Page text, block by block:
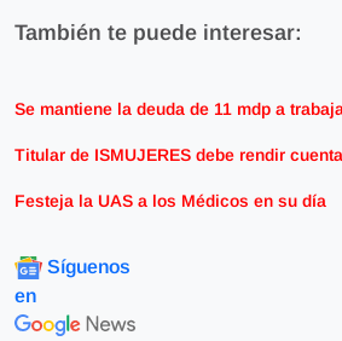
También te puede interesar:
Se mantiene la deuda de 11 mdp a
Titular de ISMUJERES debe rendir
Festeja la UAS a los Médicos en su día
Síguenos
en